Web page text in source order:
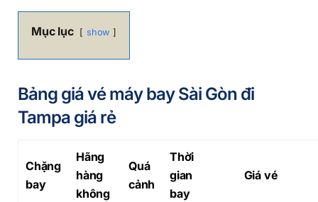
Mục lục show
Bảng giá vé máy bay Sài Gòn đi
Tampa giá rẻ
Chặng
bay
Hãng
hàng
không
Quá
cảnh
Thời
gian
bay
Giá vé